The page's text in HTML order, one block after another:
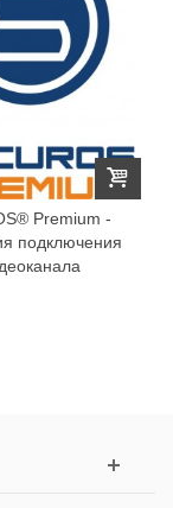
Premium -
подключения